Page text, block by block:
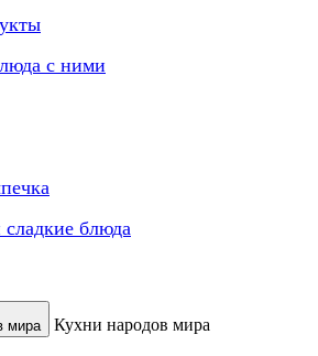
с ними
блюда
мира Кухни народов мира